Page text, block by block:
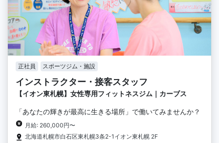
正社員 スポーツジム・施設
インストラクター・接客スタッフ
【イオン東札幌】女性専用フィットネスジム｜カーブス
「あなたの輝きが最高に生きる場所」で働いてみませんか？
月給: 260,000円〜
北海道札幌市白石区東札幌3条2-1イオン東札幌 2F